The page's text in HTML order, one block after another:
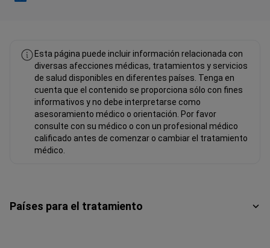
Esta página puede incluir información relacionada con
diversas afecciones médicas, tratamientos y servicios
de salud disponibles en diferentes países. Tenga en
cuenta que el contenido se proporciona sólo con fines
informativos y no debe interpretarse como
asesoramiento médico o orientación. Por favor
consulte con su médico o con un profesional médico
calificado antes de comenzar o cambiar el tratamiento
médico.
Países para el tratamiento